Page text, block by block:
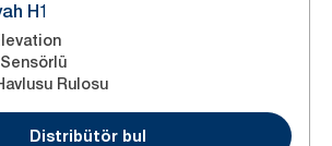
H1
Sensörlü
Rulosu
Distribütör bul